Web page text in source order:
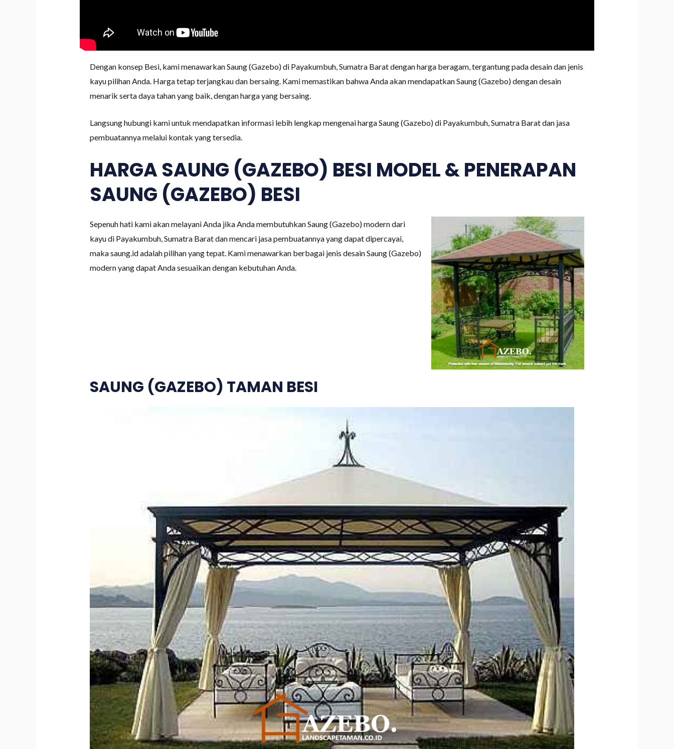
Dengan konsep Besi, kami menawarkan Saung (Gazebo) di Payakumbuh, Sumatra Barat dengan harga beragam, tergantung pada desain dan jenis
kayu pilihan Anda. Harga tetap terjangkau dan bersaing. Kami memastikan bahwa Anda akan mendapatkan Saung (Gazebo) dengan desain
menarik serta daya tahan yang baik, dengan harga yang bersaing.
Langsung hubungi kami untuk mendapatkan informasi lebih lengkap mengenai harga Saung (Gazebo) di Payakumbuh, Sumatra Barat dan jasa
pembuatannya melalui kontak yang tersedia.
HARGA SAUNG (GAZEBO) BESI MODEL & PENERAPAN
SAUNG (GAZEBO) BESI
Sepenuh hati kami akan melayani Anda jika Anda membutuhkan Saung (Gazebo) modern dari
kayu di Payakumbuh, Sumatra Barat dan mencari jasa pembuatannya yang dapat dipercayai,
maka saung.id adalah pilihan yang tepat. Kami menawarkan berbagai jenis desain Saung (Gazebo)
modern yang dapat Anda sesuaikan dengan kebutuhan Anda.
SAUNG (GAZEBO) TAMAN BESI